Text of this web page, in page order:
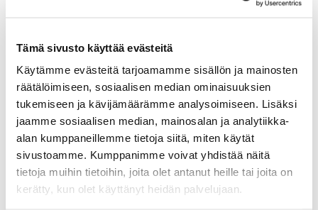
Tämä sivusto käyttää evästeitä
Käytämme evästeitä tarjoamamme sisällön ja mainosten
räätälöimiseen, sosiaalisen median ominaisuuksien
tukemiseen ja kävijämäärämme analysoimiseen. Lisäksi
jaamme sosiaalisen median, mainosalan ja analytiikka-
alan kumppaneillemme tietoja siitä, miten käytät
sivustoamme. Kumppanimme voivat yhdistää näitä
tietoja muihin tietoihin, joita olet antanut heille tai joita on
kerätty, kun olet käyttänyt heidän palvelujaan.
suomalaisyritykset varmistavat paikkansa Nato-
Puolustusteollisuuden investoinnit, tutkimus- ja kehitystoiminta
elinkeinoelämää ja luoda uusia työpaikkoja myös perinteisen
puolustussektorin ulkopuolelle.
“Nyt on varmistettava, että suomalaisyritykset pääsevät
mukaan tähän kasvuun. Maailmantilanne on muuttunut
nopeasti, ja puolustusteollisuudella on entistä suurempi
merkitys myös huoltovarmuuden kannalta. Suomella on vahvaa
osaamista, jota kannattaa määrätietoisesti viedä
kansainvälisille markkinoille”, sanoo Romakkaniemi.